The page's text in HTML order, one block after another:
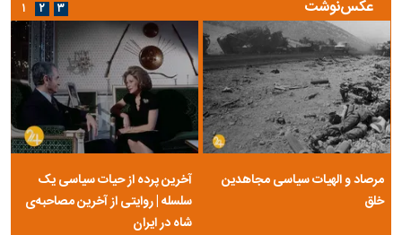
عکس‌نوشت
مرصاد و الهیات سیاسی مجاهدین
خلق
آخرین پرده از حیات سیاسی یک
سلسله | روایتی از آخرین مصاحبه‌ی
شاه در ایران
۱ ۲ ۳